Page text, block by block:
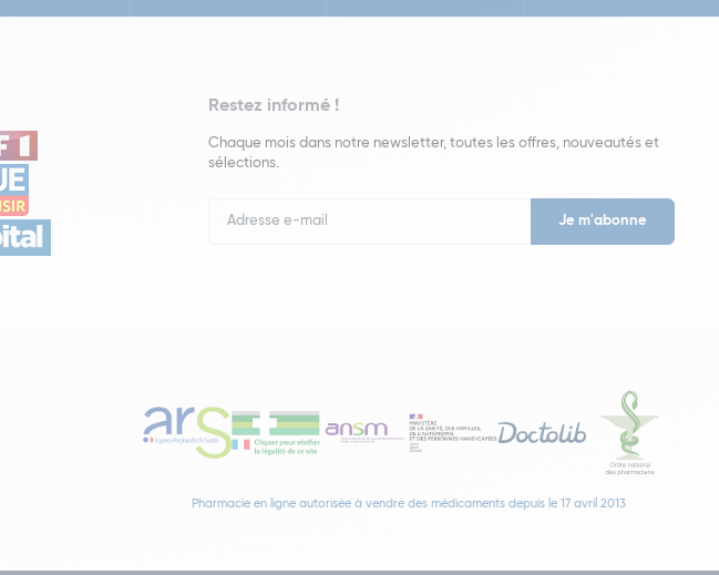
Restez informé !
Chaque mois dans notre newsletter, toutes les offres, nouveautés et
sélections.
Newsletter
Pharmacie en ligne autorisée à vendre des médicaments depuis le 17 avril 2013